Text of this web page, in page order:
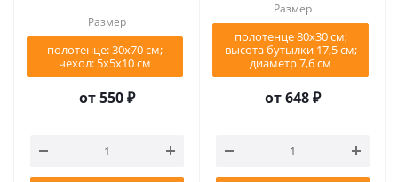
Размер
полотенце: 30х70 см;
чехол: 5x5х10 см
от550 ₽
Размер
полотенце 80х30 см;
высота бутылки 17,5 см;
диаметр 7,6 см
от648 ₽